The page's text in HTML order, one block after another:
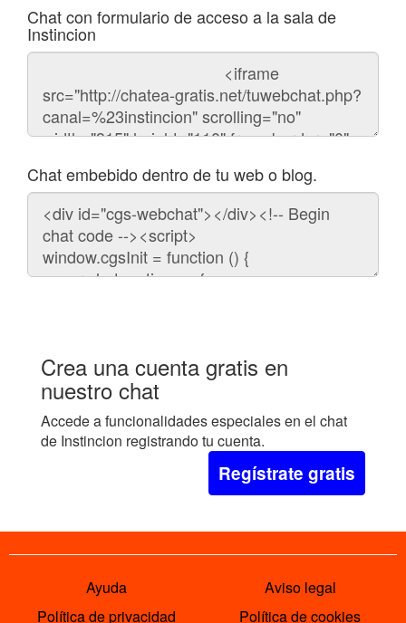
Chat con formulario de acceso a la sala de
Instincion
Código
chat
Chat embebido dentro de tu web o blog.
Código
para
embeber
chat
Crea una cuenta gratis en
nuestro chat
Accede a funcionalidades especiales en el chat
de Instincion registrando tu cuenta.
Regístrate gratis
Ayuda
Aviso legal
Política de privacidad
Política de cookies